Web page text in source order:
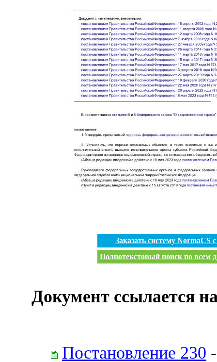
Заказать систему
Полнотекстовый поиск по всем
Документ ссылается
Постановление 230